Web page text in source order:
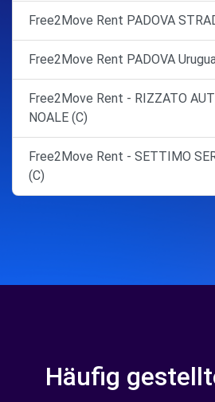
Free2Move Rent PADOVA
Free2Move Rent PADOVA
Free2Move Rent - RIZZATO
NOALE (C)
Free2Move Rent - SETTIMO
(C)
Häufig